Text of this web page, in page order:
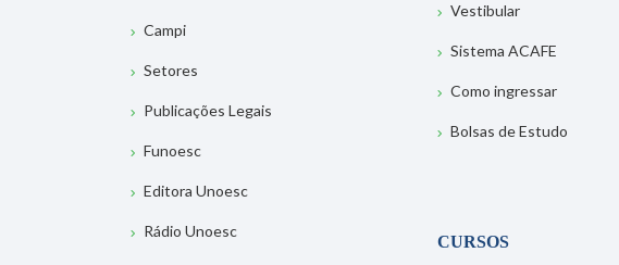
Campi
Setores
Publicações Legais
Funoesc
Editora Unoesc
Rádio Unoesc
Vestibular
Sistema ACAFE
Como ingressar
Bolsas de Estudo
CURSOS